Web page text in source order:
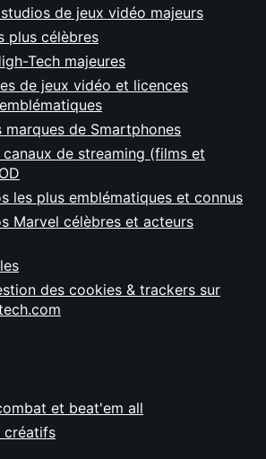
de jeux vidéo majeurs
plus célèbres
Tech majeures
de jeux vidéo et licences
marques de Smartphones
de streaming (films et
les plus emblématiques et connus
Marvel célèbres et acteurs
des cookies & trackers sur
et beat'em all
créatifs